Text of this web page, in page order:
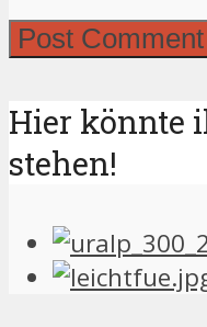
Hier könnte
stehen!